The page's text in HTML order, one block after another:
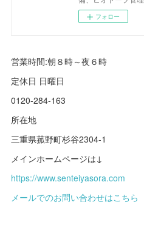
フォロー
営業時間:朝８時～夜６時
定休日 日曜日
0120-284-163
所在地
三重県菰野町杉谷2304-1
メインホームページは↓
https://www.senteiyasora.com
メールでのお問い合わせはこちら